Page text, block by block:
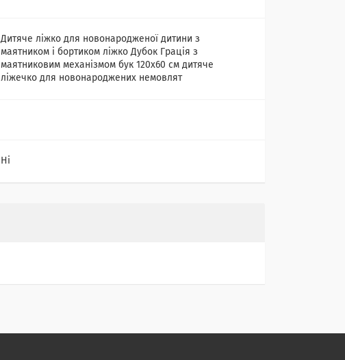
Дитяче ліжко для новонародженої дитини з
маятником і бортиком ліжко Дубок Грація з
маятниковим механізмом бук 120х60 см дитяче
ліжечко для новонароджених немовлят
Ні